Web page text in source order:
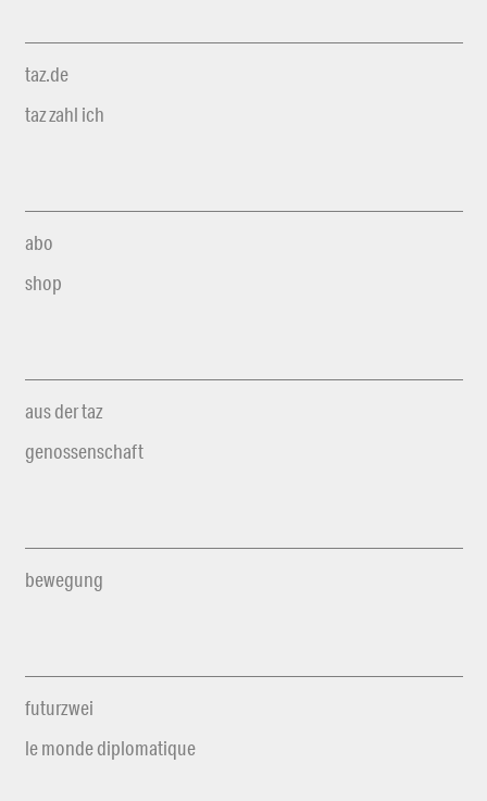
taz.de
taz zahl ich
abo
shop
aus der taz
genossenschaft
bewegung
futurzwei
le monde diplomatique